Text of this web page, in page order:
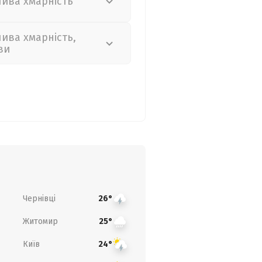
хмарність,
Чернівці 26°
Житомир 25°
Київ 24°